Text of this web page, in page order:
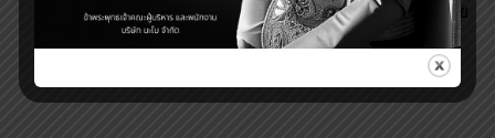
CARRY-02 PLUS
AGESUP
กระดานเคลื่อนย้ายตัวผู้ป่วย
AGESUP